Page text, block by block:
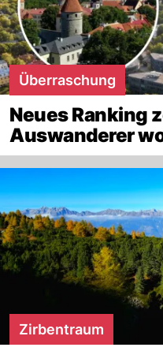
Überraschung
Neues Ranking
Auswanderer
Zirbentraum